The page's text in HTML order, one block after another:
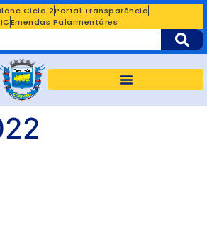
Ciclo 2Portal Transparência
Emendas Palarmentáres